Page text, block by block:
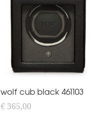
wolf cub black 461103
€ 365,00